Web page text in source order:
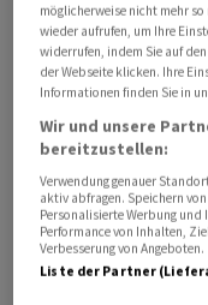
Im Podcast "HZ
cash.ch-Redaktor
über die
90. Geburtstag feiert.
Wir reden darüber,
wurde, was seine
von ihm lernen
was ist er eigentlich
möglicherweise nicht mehr
wieder aufrufen, um Ihre
widerrufen, indem Sie auf
der Webseite klicken. Ihre
Informationen finden Sie in
Wir und unsere
bereitzustellen:
Verwendung genauer
aktiv abfragen. Speichern
Personalisierte Werbung und
Performance von Inhalten,
Verbesserung von Angeboten.
Liste der Partner